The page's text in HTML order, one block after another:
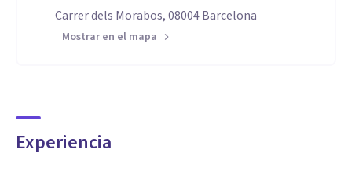
Carrer dels Morabos, 08004 Barcelona
Mostrar en el mapa
Experiencia